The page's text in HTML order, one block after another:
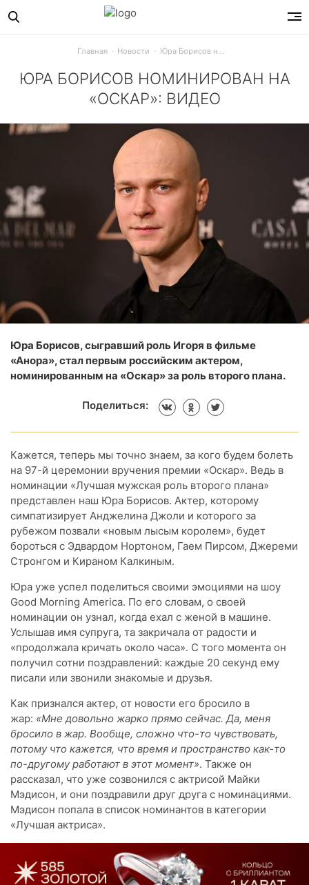
Главная Новости
ЮРА БОРИСОВ НОМИНИРОВАН НА
«ОСКАР»: ВИДЕО
Актер представлен в номинации «Лучшая мужская роль
Юра Борисов, сыгравший роль Игоря в фильме
«Анора», стал первым российским актером,
номинированным на «Оскар» за роль второго плана.
Поделиться:
Кажется, теперь мы точно знаем, за кого будем болеть
на 97-й церемонии вручения премии «Оскар». Ведь в
номинации «Лучшая мужская роль второго плана»
представлен наш Юра Борисов. Актер, которому
симпатизирует Анджелина Джоли и которого за
рубежом позвали «новым лысым королем», будет
бороться с Эдвардом Нортоном, Гаем Пирсом, Джереми
Стронгом и Кираном Калкиным.
Юра уже успел поделиться своими эмоциями на шоу
Good Morning America. По его словам, о своей
номинации он узнал, когда ехал с женой в машине.
Услышав имя супруга, та закричала от радости и
«продолжала кричать около часа». С того момента он
получил сотни поздравлений: каждые 20 секунд ему
писали или звонили знакомые и друзья.
Как признался актер, от новости его бросило в
жар: «Мне довольно жарко прямо сейчас. Да, меня
бросило в жар. Вообще, сложно что-то чувствовать,
потому что кажется, что время и пространство как-то
по-другому работают в этот момент». Также он
рассказал, что уже созвонился с актрисой Майки
Мэдисон, и они поздравили друг друга с номинациями.
Мэдисон попала в список номинантов в категории
«Лучшая актриса».